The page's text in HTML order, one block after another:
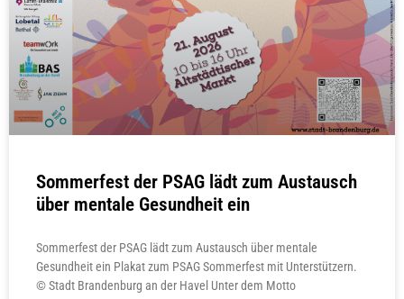
Sommerfest der PSAG lädt zum Austausch
über mentale Gesundheit ein
Sommerfest der PSAG lädt zum Austausch über mentale
Gesundheit ein Plakat zum PSAG Sommerfest mit Unterstützern.
© Stadt Brandenburg an der Havel Unter dem Motto